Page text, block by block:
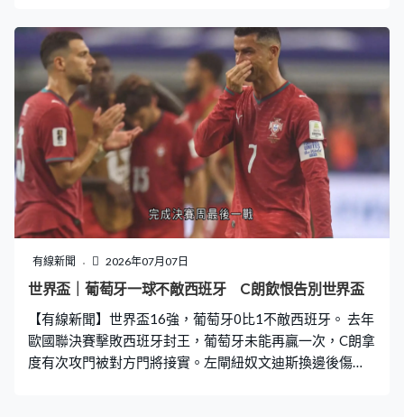
心，露出水面20多米的只是「冰山一角」，水下10米深處
才是機房，總重1,950噸，相當於1,300輛私家車重量，內
設192個機櫃、數千台伺服器。 這個24小時不停運轉的海
底數據中心去年建造時要克服強勁風浪、泥沙含量高的複
雜海況，那為何公司仍然決心興建呢？傳統數據中心機房
溫度要保持在18至27度，約四成電力都用於降溫，這座
2.3兆瓦的海底數據中心若用淡水散熱，一年要消耗4萬噸
水，相當於一個家庭100年的用水量。但這片海域年均水
溫僅15度，等於天然散熱器，採用無動力冷媒循環技術，
以海水冷卻伺服器，不用消耗淡水。 至於距離數據中心
500米的海上風電場，年發電量超過5億度電，通過水下光
電複合電纜將綠電直接供應給數據中心，每年節省6,100萬
度電，減少的二氧化碳相當於160萬棵樹一年的吸收量。
現在已經有陸上的人工智能算力中心接入海底數據中心，
方便補充
有線新聞 2026年07月07日
世界盃｜葡萄牙一球不敵西班牙 C朗飲恨告別世界盃
【有線新聞】世界盃16強，葡萄牙0比1不敵西班牙。 去年
歐國聯決賽擊敗西班牙封王，葡萄牙未能再贏一次，C朗拿
度有次攻門被對方門將接實。左閘紐奴文迪斯換邊後傷